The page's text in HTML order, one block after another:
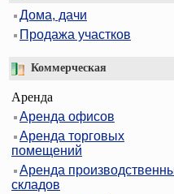
Дома, дачи
Продажа участков
Коммерческая
Аренда
Аренда офисов
Аренда торговых
помещений
Аренда
складов